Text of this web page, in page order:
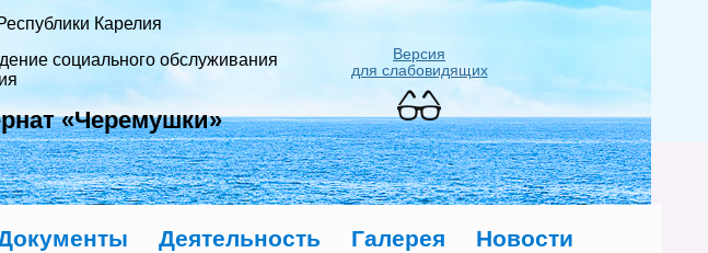
Карелия
социального обслуживания
«Черемушки»
Версия
для слабовидящих
Деятельность Галерея Новости